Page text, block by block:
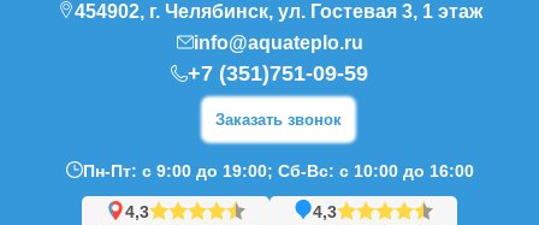
454902, г. Челябинск, ул. Гостевая 3, 1 этаж
info@aquateplo.ru
+7 (351)751-09-59
Заказать звонок
Пн-Пт: с 9:00 до 19:00; Сб-Вс: с 10:00 до 16:00
4,3 4,3